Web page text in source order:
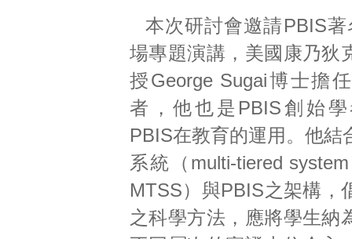
本次研討會邀請PBIS
場專題演講，美國康乃狄
授George Sugai博士擔
者，他也是PBIS創始
PBIS在教育的運用。他結
系統（multi-tiered
MTSS）與PBIS之架構，
之科學方法，應將學生納